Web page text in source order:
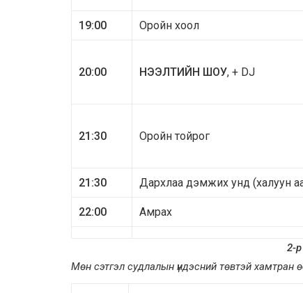
19:00 Оройн хоол
20:00 НЭЭЛТИЙН ШОУ, + DJ
21:30 Оройн тойрог
21:30 Дархлаа дэмжих унд (халуун
22:00 Амрах
2-
Мөн сэтгэл судлалын үндэсний төвтэй хамтран